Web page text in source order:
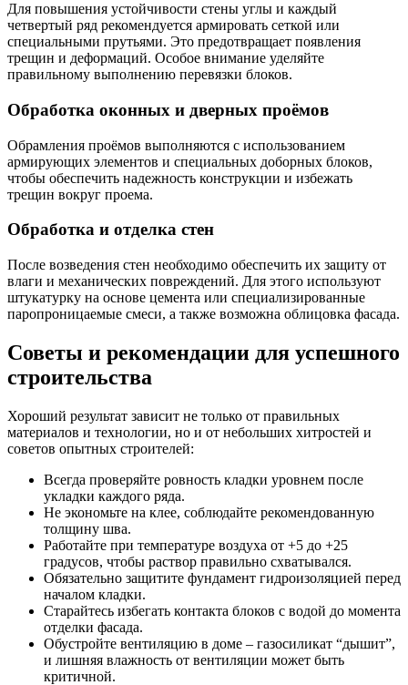
Для повышения устойчивости стены углы и каждый
четвертый ряд рекомендуется армировать сеткой или
специальными прутьями. Это предотвращает появления
трещин и деформаций. Особое внимание уделяйте
правильному выполнению перевязки блоков.
Обработка оконных и дверных проёмов
Обрамления проёмов выполняются с использованием
армирующих элементов и специальных доборных блоков,
чтобы обеспечить надежность конструкции и избежать
трещин вокруг проема.
Обработка и отделка стен
После возведения стен необходимо обеспечить их защиту от
влаги и механических повреждений. Для этого используют
штукатурку на основе цемента или специализированные
паропроницаемые смеси, а также возможна облицовка фасада.
Советы и рекомендации для успешного
строительства
Хороший результат зависит не только от правильных
материалов и технологии, но и от небольших хитростей и
советов опытных строителей:
Всегда проверяйте ровность кладки уровнем после
укладки каждого ряда.
Не экономьте на клее, соблюдайте рекомендованную
толщину шва.
Работайте при температуре воздуха от +5 до +25
градусов, чтобы раствор правильно схватывался.
Обязательно защитите фундамент гидроизоляцией перед
началом кладки.
Старайтесь избегать контакта блоков с водой до момента
отделки фасада.
Обустройте вентиляцию в доме – газосиликат “дышит”,
и лишняя влажность от вентиляции может быть
критичной.